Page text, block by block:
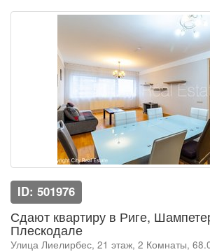
ID: 501976
Сдают квартиру в Риге,
Плескодале
Улица Лиелирбес, 21 этаж, 2 Комнаты,